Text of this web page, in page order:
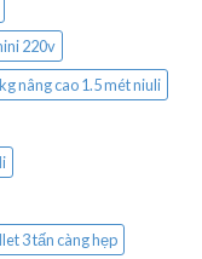
220v
nâng cao 1.5 mét niuli
3 tấn càng hẹp